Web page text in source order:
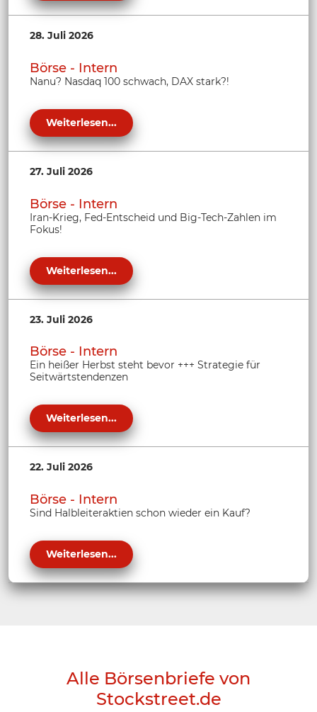
28. Juli 2026
Börse - Intern
Nanu? Nasdaq 100 schwach, DAX stark?!
Weiterlesen...
27. Juli 2026
Börse - Intern
Iran-Krieg, Fed-Entscheid und Big-Tech-Zahlen im
Fokus!
Weiterlesen...
23. Juli 2026
Börse - Intern
Ein heißer Herbst steht bevor +++ Strategie für
Seitwärtstendenzen
Weiterlesen...
22. Juli 2026
Börse - Intern
Sind Halbleiteraktien schon wieder ein Kauf?
Weiterlesen...
Alle Börsenbriefe von
Stockstreet.de